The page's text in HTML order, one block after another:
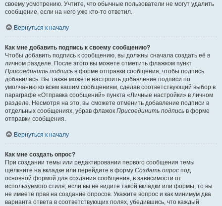
своему усмотрению. Учтите, что обычные пользователи не могут удалить
сообщение, если на него уже кто-то ответил.
Вернуться к началу
Как мне добавить подпись к своему сообщению?
Чтобы добавить подпись к сообщению, вы должны сначала создать её в
личном разделе. После этого вы можете отметить флажком пункт
Присоединить подпись в форме отправки сообщения, чтобы подпись
добавилась. Вы также можете настроить добавление подписи по
умолчанию ко всем вашим сообщениям, сделав соответствующий выбор в
параграфе «Отправка сообщений» пункта «Личные настройки» в личном
разделе. Несмотря на это, вы сможете отменить добавление подписи в
отдельных сообщениях, убрав флажок Присоединить подпись в форме
отправки сообщения.
Вернуться к началу
Как мне создать опрос?
При создании темы или редактировании первого сообщения темы
щёлкните на вкладке или перейдите в форму Создать опрос под
основной формой для создания сообщения, в зависимости от
используемого стиля; если вы не видите такой вкладки или формы, то вы
не имеете прав на создание опросов. Укажите вопрос и как минимум два
варианта ответа в соответствующих полях, убедившись, что каждый